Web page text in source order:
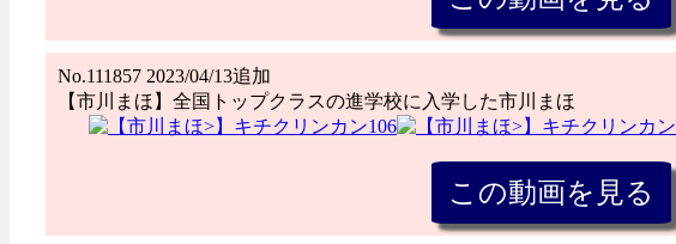
No.111857 2023/04/13追加
【市川まほ】全国トップクラスの進学校に入学した市川まほ